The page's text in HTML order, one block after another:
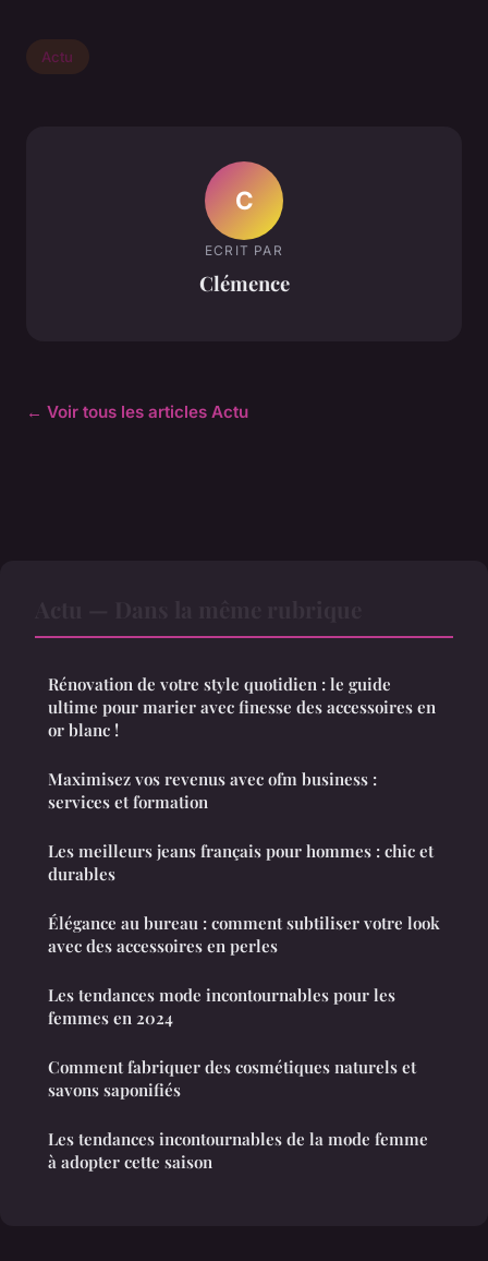
Actu
C
ECRIT PAR
Clémence
← Voir tous les articles Actu
Rénovation de votre style quotidien : le guide
ultime pour marier avec finesse des accessoires en
or blanc !
Maximisez vos revenus avec ofm business :
services et formation
Les meilleurs jeans français pour hommes : chic et
durables
Élégance au bureau : comment subtiliser votre look
avec des accessoires en perles
Les tendances mode incontournables pour les
femmes en 2024
Comment fabriquer des cosmétiques naturels et
savons saponifiés
Les tendances incontournables de la mode femme
à adopter cette saison